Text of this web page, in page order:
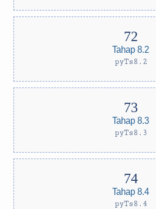
Tahap 8.2
pyTs8.2
Tahap 8.3
pyTs8.3
Tahap 8.4
pyTs8.4